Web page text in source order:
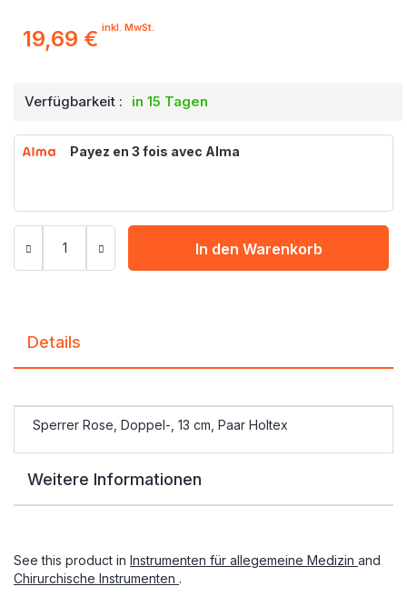
19,69 € inkl. MwSt.
Verfügbarkeit : in 15 Tagen
Payez en 3 fois avec Alma
In den Warenkorb
Details
Sperrer Rose, Doppel-, 13 cm, Paar Holtex
Weitere Informationen
See this product in Instrumenten für allegemeine Medizin and
Chirurchische Instrumenten .